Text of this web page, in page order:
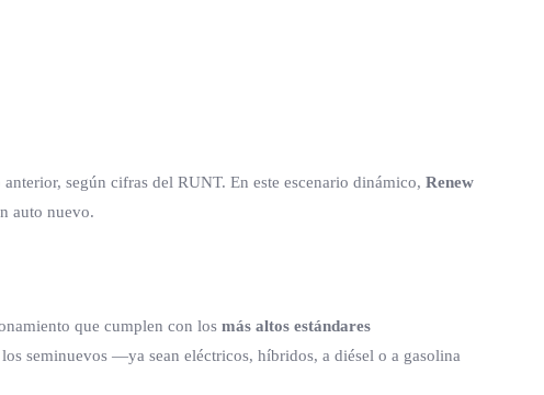
según cifras del RUNT. En este escenario dinámico, Renew
auto nuevo.
que cumplen con los más altos estándares
seminuevos —ya sean eléctricos, híbridos, a diésel o a gasolina